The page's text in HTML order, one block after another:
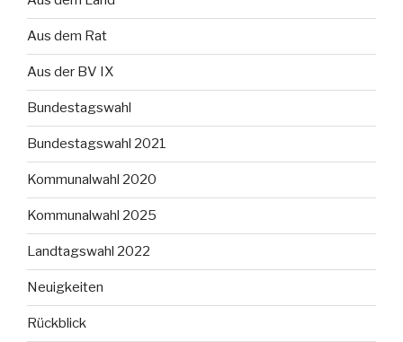
Aus dem Rat
Aus der BV IX
Bundestagswahl
Bundestagswahl 2021
Kommunalwahl 2020
Kommunalwahl 2025
Landtagswahl 2022
Neuigkeiten
Rückblick